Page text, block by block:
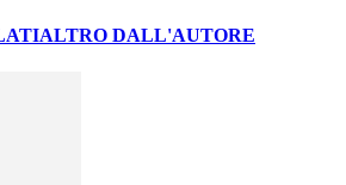
ALTRO DALL'AUTORE